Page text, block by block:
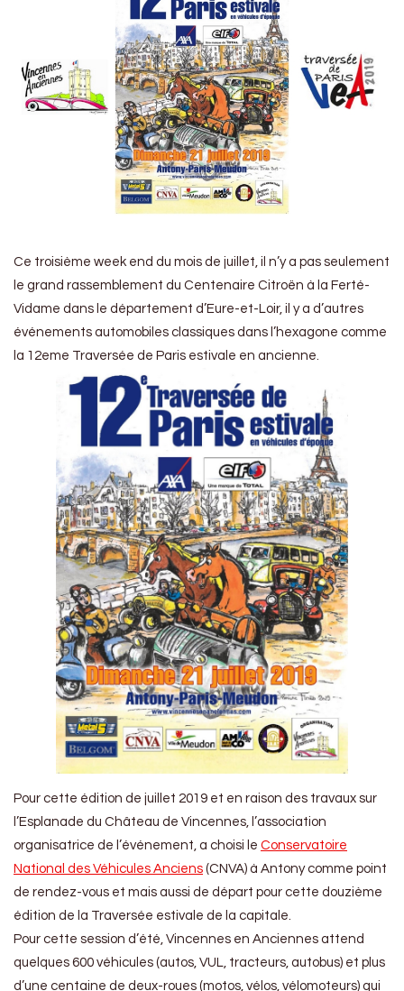
Ce troisième week end du mois de juillet, il n’y a pas seulement
le grand rassemblement du Centenaire Citroën à la Ferté-
Vidame dans le département d’Eure-et-Loir, il y a d’autres
événements automobiles classiques dans l’hexagone comme
la 12eme Traversée de Paris estivale en ancienne.
Pour cette édition de juillet 2019 et en raison des travaux sur
l’Esplanade du Château de Vincennes, l’association
organisatrice de l’événement, a choisi le Conservatoire
National des Véhicules Anciens (CNVA) à Antony comme point
de rendez-vous et mais aussi de départ pour cette douzième
édition de la Traversée estivale de la capitale.
Pour cette session d’été, Vincennes en Anciennes attend
quelques 600 véhicules (autos, VUL, tracteurs, autobus) et plus
d’une centaine de deux-roues (motos, vélos, vélomoteurs) qui